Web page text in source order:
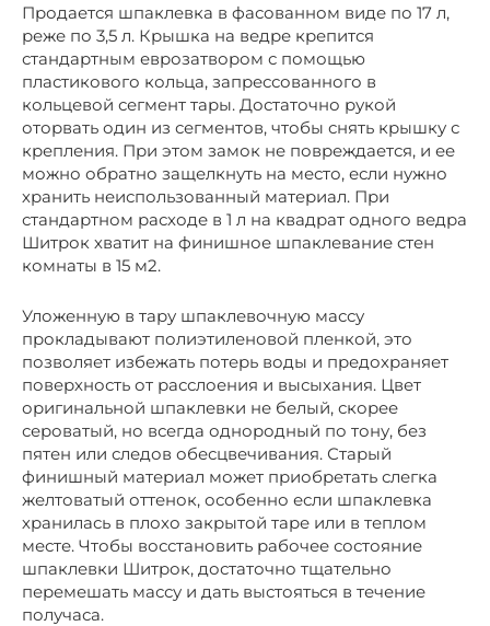
Продается шпаклевка в фасованном виде по 17 л,
реже по 3,5 л. Крышка на ведре крепится
стандартным еврозатвором с помощью
пластикового кольца, запрессованного в
кольцевой сегмент тары. Достаточно рукой
оторвать один из сегментов, чтобы снять крышку с
крепления. При этом замок не повреждается, и ее
можно обратно защелкнуть на место, если нужно
хранить неиспользованный материал. При
стандартном расходе в 1 л на квадрат одного ведра
Шитрок хватит на финишное шпаклевание стен
комнаты в 15 м2.
Уложенную в тару шпаклевочную массу
прокладывают полиэтиленовой пленкой, это
позволяет избежать потерь воды и предохраняет
поверхность от расслоения и высыхания. Цвет
оригинальной шпаклевки не белый, скорее
сероватый, но всегда однородный по тону, без
пятен или следов обесцвечивания. Старый
финишный материал может приобретать слегка
желтоватый оттенок, особенно если шпаклевка
хранилась в плохо закрытой таре или в теплом
месте. Чтобы восстановить рабочее состояние
шпаклевки Шитрок, достаточно тщательно
перемешать массу и дать выстояться в течение
получаса.